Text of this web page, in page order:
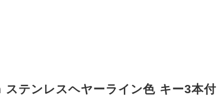
テンレスヘヤーライン色 キー3本付